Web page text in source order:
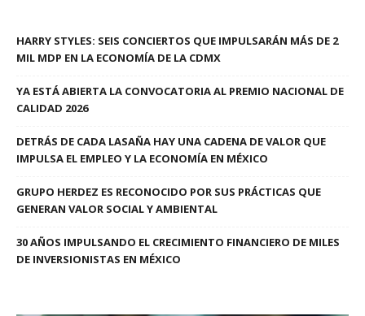
HARRY STYLES: SEIS CONCIERTOS QUE IMPULSARÁN MÁS DE 2
MIL MDP EN LA ECONOMÍA DE LA CDMX
YA ESTÁ ABIERTA LA CONVOCATORIA AL PREMIO NACIONAL DE
CALIDAD 2026
DETRÁS DE CADA LASAÑA HAY UNA CADENA DE VALOR QUE
IMPULSA EL EMPLEO Y LA ECONOMÍA EN MÉXICO
GRUPO HERDEZ ES RECONOCIDO POR SUS PRÁCTICAS QUE
GENERAN VALOR SOCIAL Y AMBIENTAL
30 AÑOS IMPULSANDO EL CRECIMIENTO FINANCIERO DE MILES
DE INVERSIONISTAS EN MÉXICO